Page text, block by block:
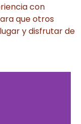
con
que otros
y disfrutar de